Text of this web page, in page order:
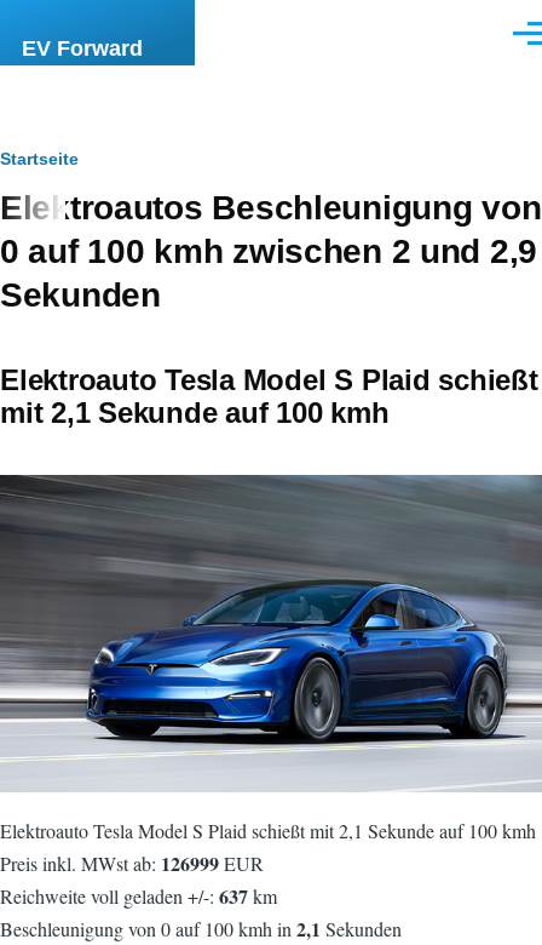
EV Forward
Pfadnavigation
Startseite
Elektroautos Beschleunigung von
0 auf 100 kmh zwischen 2 und 2,9
Sekunden
Elektroauto Tesla Model S Plaid schießt
mit 2,1 Sekunde auf 100 kmh
Elektroauto Tesla Model S Plaid schießt mit 2,1 Sekunde auf 100 kmh
Preis inkl. MWst ab: 126999EUR
Reichweite voll geladen +/-: 637km
Beschleunigung von 0 auf 100 kmh in 2,1 Sekunden